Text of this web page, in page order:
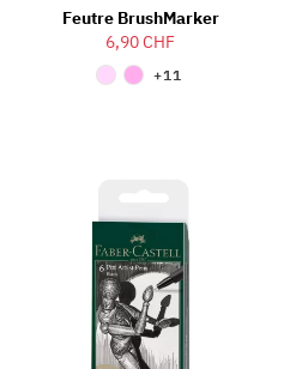
Feutre BrushMarker
6,90 CHF
+11